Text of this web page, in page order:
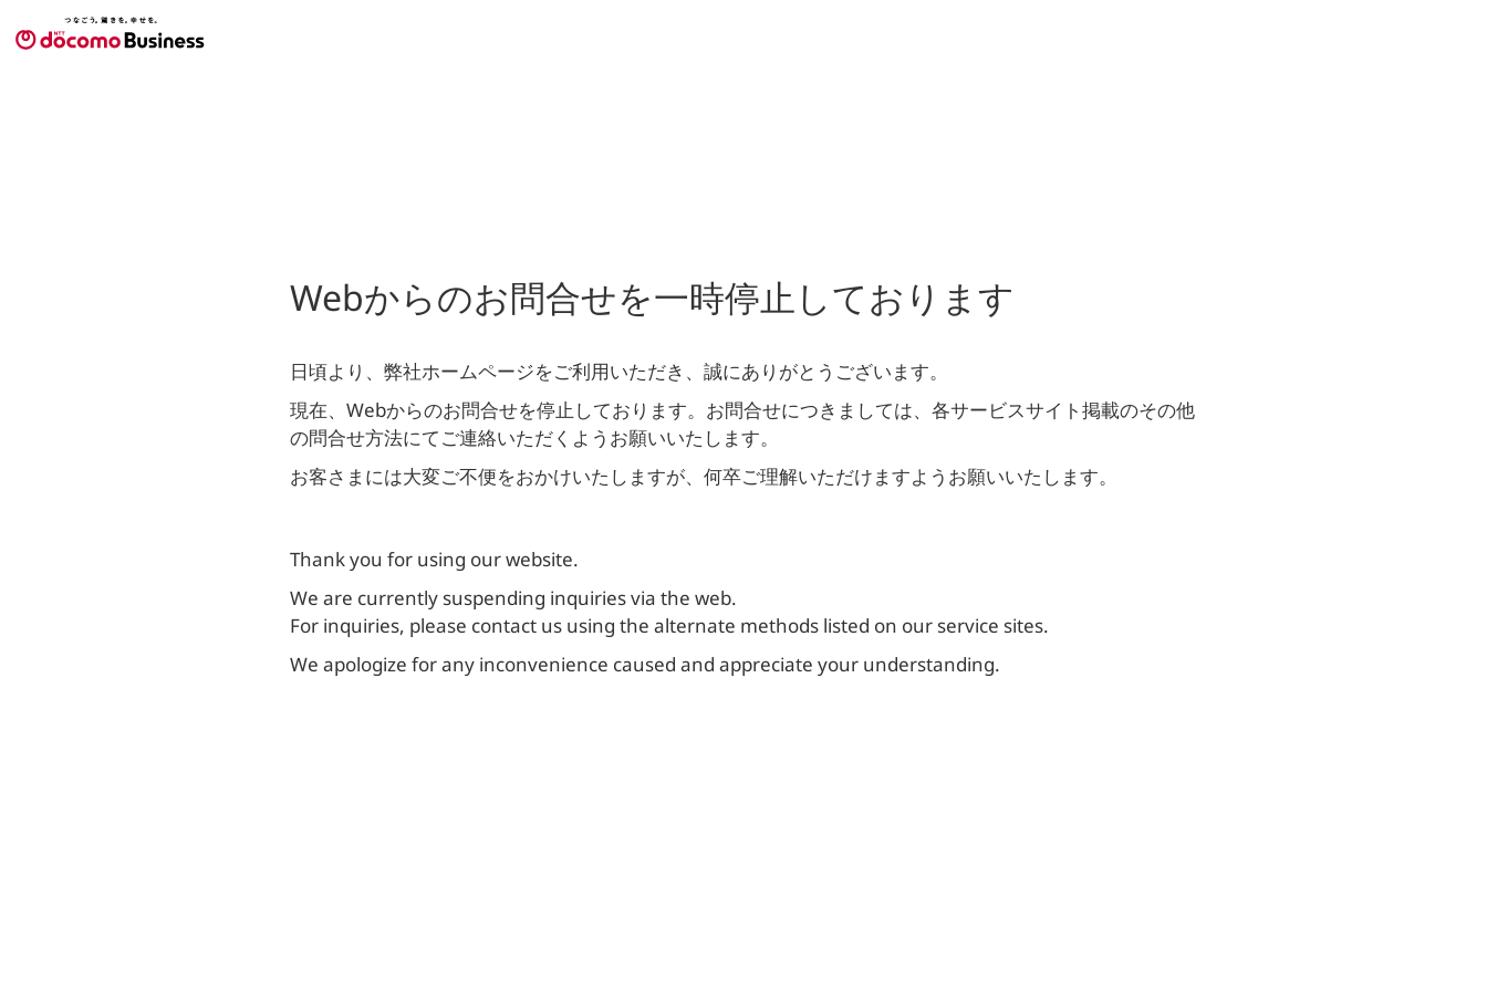
Webからのお問合せを一時停止しております
日頃より、弊社ホームページをご利用いただき、誠にありがとうございます。
現在、Webからのお問合せを停止しております。お問合せにつきましては、各サービスサイト掲載のその他
の問合せ方法にてご連絡いただくようお願いいたします。
お客さまには大変ご不便をおかけいたしますが、何卒ご理解いただけますようお願いいたします。
Thank you for using our website.
We are currently suspending inquiries via the web.
For inquiries, please contact us using the alternate methods listed on our service sites.
We apologize for any inconvenience caused and appreciate your understanding.